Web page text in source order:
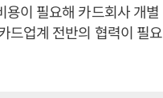
이 필요해 카드회사 개별
드업계 전반의 협력이 필요